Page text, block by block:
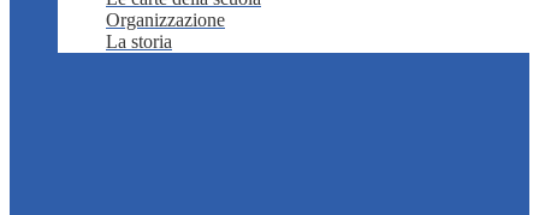
Organizzazione
La storia